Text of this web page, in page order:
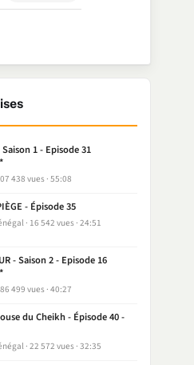
Saison 1 - Episode 31
438 vues 55:08
- Épisode 35
16 542 vues 24:51
- Saison 2 - Episode 16
499 vues 40:27
du Cheikh - Épisode 40 -
22 572 vues 32:35